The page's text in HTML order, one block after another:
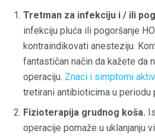
Tretman za infekciju i / ili
infekciju pluća ili pogoršanje
kontraindikovati anesteziju.
fantastičan način da kažete da
operaciju. Znaci i simptomi
tretirani antibioticima u periodu
Fizioterapija grudnog koša.
operacije pomaže u uklanjanju